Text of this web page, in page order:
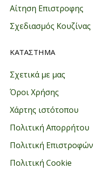
Αίτηση Επιστροφης
Σχεδιασμός Κουζίνας
ΚΑΤΑΣΤΗΜΑ
Σχετικά με μας
Όροι Χρήσης
Χάρτης ιστότοπου
Πολιτική Απορρήτου
Πολιτική Επιστροφών
Πολιτική Cookie